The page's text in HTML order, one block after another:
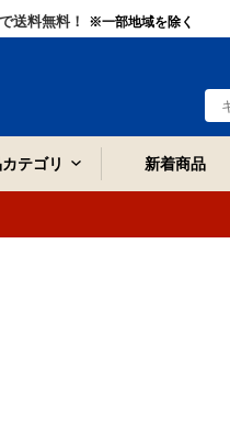
送料無料！ ※一部地域を除く
テゴリ 新着商品